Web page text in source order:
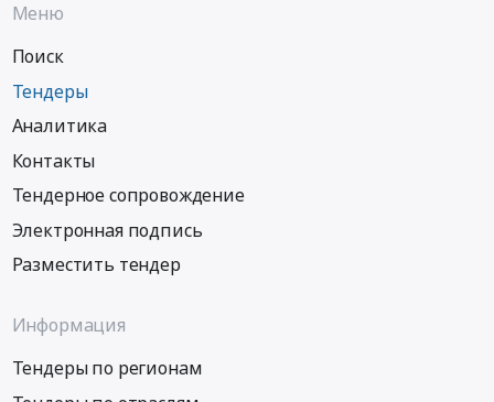
Меню
Поиск
Тендеры
Аналитика
Контакты
Тендерное сопровождение
Электронная подпись
Разместить тендер
Информация
Тендеры по регионам